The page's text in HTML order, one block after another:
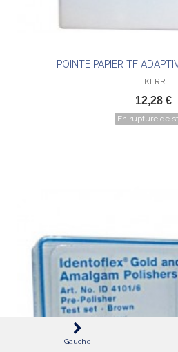
POINTE PAPIER TF
KERR
12,28 €
En rupture de
Gauche